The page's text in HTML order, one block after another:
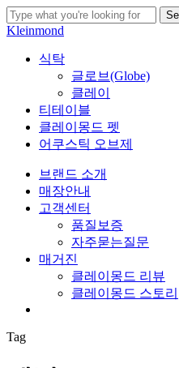
Skip
to
content
Close
Kleinmond
search
Menu
식탁
글로브(Globe)
클레이
티테이블
클레이몽드 펫
어쿠스틱 오브제
브랜드 소개
매장안내
고객센터
품질보증
자주묻는질문
매거진
클레이몽드 리뷰
클레이몽드 스토리
Tag